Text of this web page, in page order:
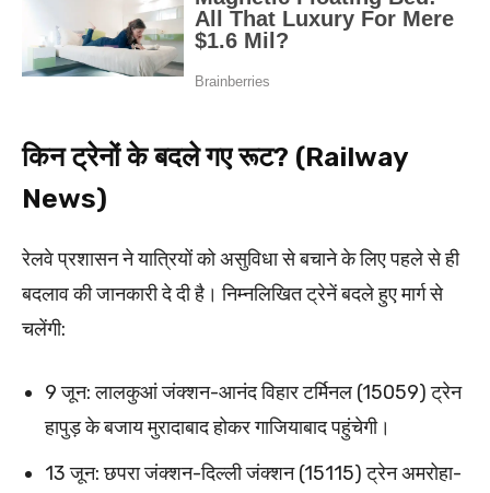
किन ट्रेनों के बदले गए रूट? (Railway
News)
रेलवे प्रशासन ने यात्रियों को असुविधा से बचाने के लिए पहले से ही
बदलाव की जानकारी दे दी है। निम्नलिखित ट्रेनें बदले हुए मार्ग से
चलेंगी:
9 जून: लालकुआं जंक्शन-आनंद विहार टर्मिनल (15059) ट्रेन
हापुड़ के बजाय मुरादाबाद होकर गाजियाबाद पहुंचेगी।
13 जून: छपरा जंक्शन-दिल्ली जंक्शन (15115) ट्रेन अमरोहा-